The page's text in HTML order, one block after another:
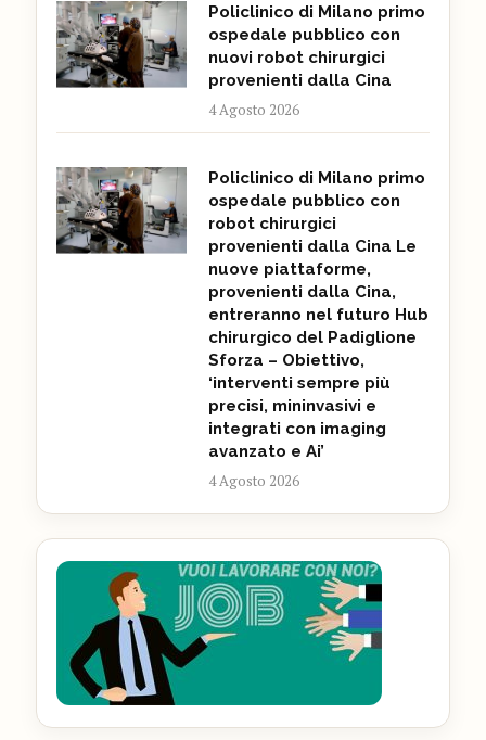
Policlinico di Milano primo
ospedale pubblico con
nuovi robot chirurgici
provenienti dalla Cina
4 Agosto 2026
Policlinico di Milano primo
ospedale pubblico con
robot chirurgici
provenienti dalla Cina Le
nuove piattaforme,
provenienti dalla Cina,
entreranno nel futuro Hub
chirurgico del Padiglione
Sforza – Obiettivo,
‘interventi sempre più
precisi, mininvasivi e
integrati con imaging
avanzato e Ai’
4 Agosto 2026